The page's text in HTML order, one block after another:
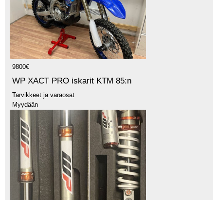
9800€
WP XACT PRO iskarit KTM 85:n
Tarvikkeet ja varaosat
Myydään